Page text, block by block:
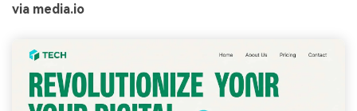
via media.io